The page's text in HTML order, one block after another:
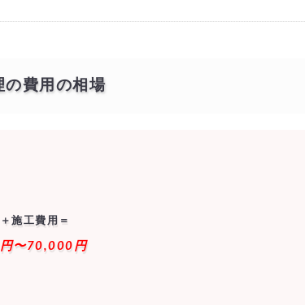
安でするには？
る優良業者を探す！
の費用の相場
施工費用＝
〜70,000円